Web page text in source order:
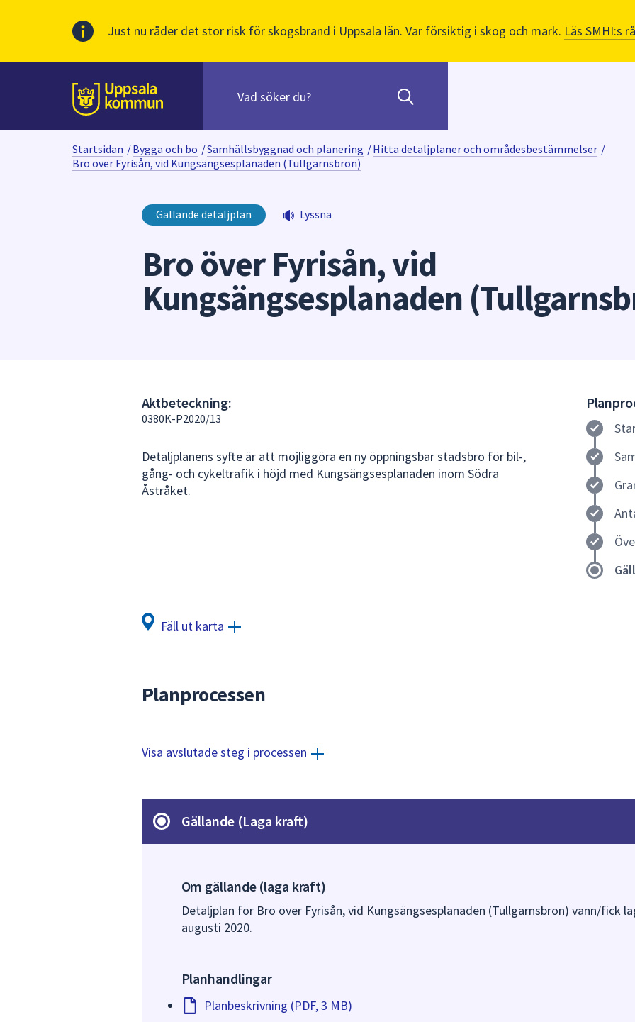
Just nu råder det stor risk för skogsbrand i Uppsala län. Var försiktig i skog och mark. Läs SMHI:s
Till sidans
huvudinnehåll
innehåll
När
du
skriva
i
kommer
sökförslag
att
presenteras
att
navigera
sökförslagen
och
Startsidan /Bygga och bo /Samhällsbyggnad och planering /Hitta detaljplaner och områdesbestämmelser /
Bro över Fyrisån, vid Kungsängsesplanaden (Tullgarnsbron)
Gällande detaljplan Lyssna
Bro över Fyrisån, vid
Kungsängsesplanaden
Aktbeteckning:
0380K-P2020/13
Detaljplanens syfte är att möjliggöra en ny öppningsbar stadsbro för bil-,
gång- och cykeltrafik i höjd med Kungsängsesplanaden inom Södra
Åstråket.
Fäll ut karta
Planprocessen
Visa avslutade steg i processen
Gällande (Laga kraft)
Om gällande (laga kraft)
Detaljplan för Bro över Fyrisån, vid Kungsängsesplanaden (Tullgarnsbron) vann/fick
augusti 2020.
Planhandlingar
Planbeskrivning (PDF, 3 MB)